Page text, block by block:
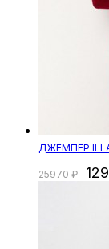
ДЖЕМПЕР
25970